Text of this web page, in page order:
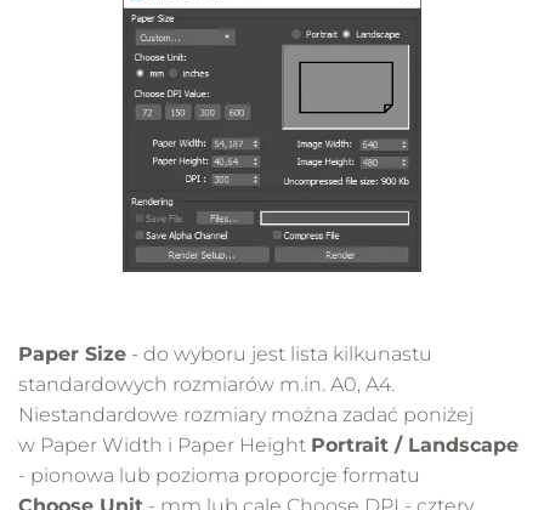
Paper Size - do wyboru jest lista kilkunastu
standardowych rozmiarów m.in. A0, A4.
Niestandardowe rozmiary można zadać poniżej
w Paper Width i Paper Height Portrait / Landscape
- pionowa lub pozioma proporcje formatu